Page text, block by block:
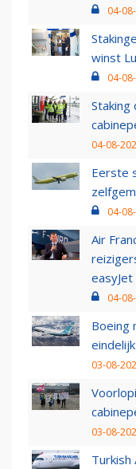
04-
winst
04-
Staking
04-08-
Eerste
04-
Air
easyJet
04-
Boeing
03-08-
03-08-
Turkish